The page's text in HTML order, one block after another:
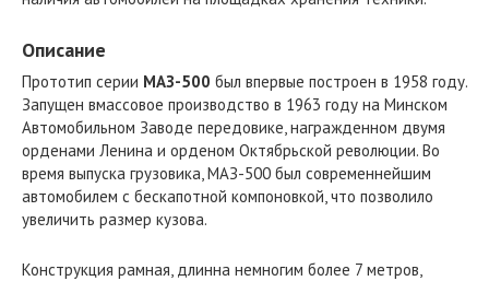
Описание
Прототип серии МАЗ-500 был впервые построен в 1958 году.
Запущен вмассовое производство в 1963 году на Минском
Автомобильном Заводе передовике, награжденном двумя
орденами Ленина и орденом Октябрьской революции. Во
время выпуска грузовика, МАЗ-500 был современнейшим
автомобилем с бескапотной компоновкой, что позволило
увеличить размер кузова.
Конструкция рамная, длинна немногим более 7 метров,